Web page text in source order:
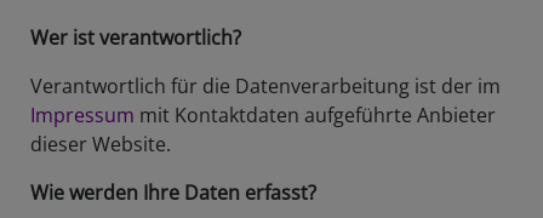
Wer ist verantwortlich?
Verantwortlich für die Datenverarbeitung ist der im
Impressum mit Kontaktdaten aufgeführte Anbieter
dieser Website.
Wie werden Ihre Daten erfasst?